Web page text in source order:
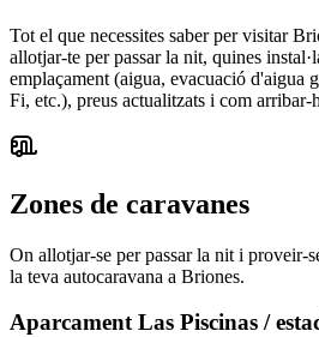
Tot el que necessites saber per visitar
allotjar-te per passar la nit, quines
emplaçament (aigua, evacuació d'aigua
Fi, etc.), preus actualitzats i com arribar-
Zones de caravanes
On allotjar-se per passar la nit i proveir-
la teva autocaravana a Briones.
Aparcament Las Piscinas /